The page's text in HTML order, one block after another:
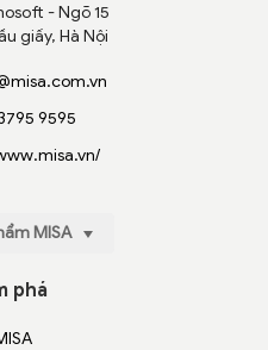
- Ngõ 15
giấy, Hà Nội
9595
Tất cả sản phẩm MISA
phá